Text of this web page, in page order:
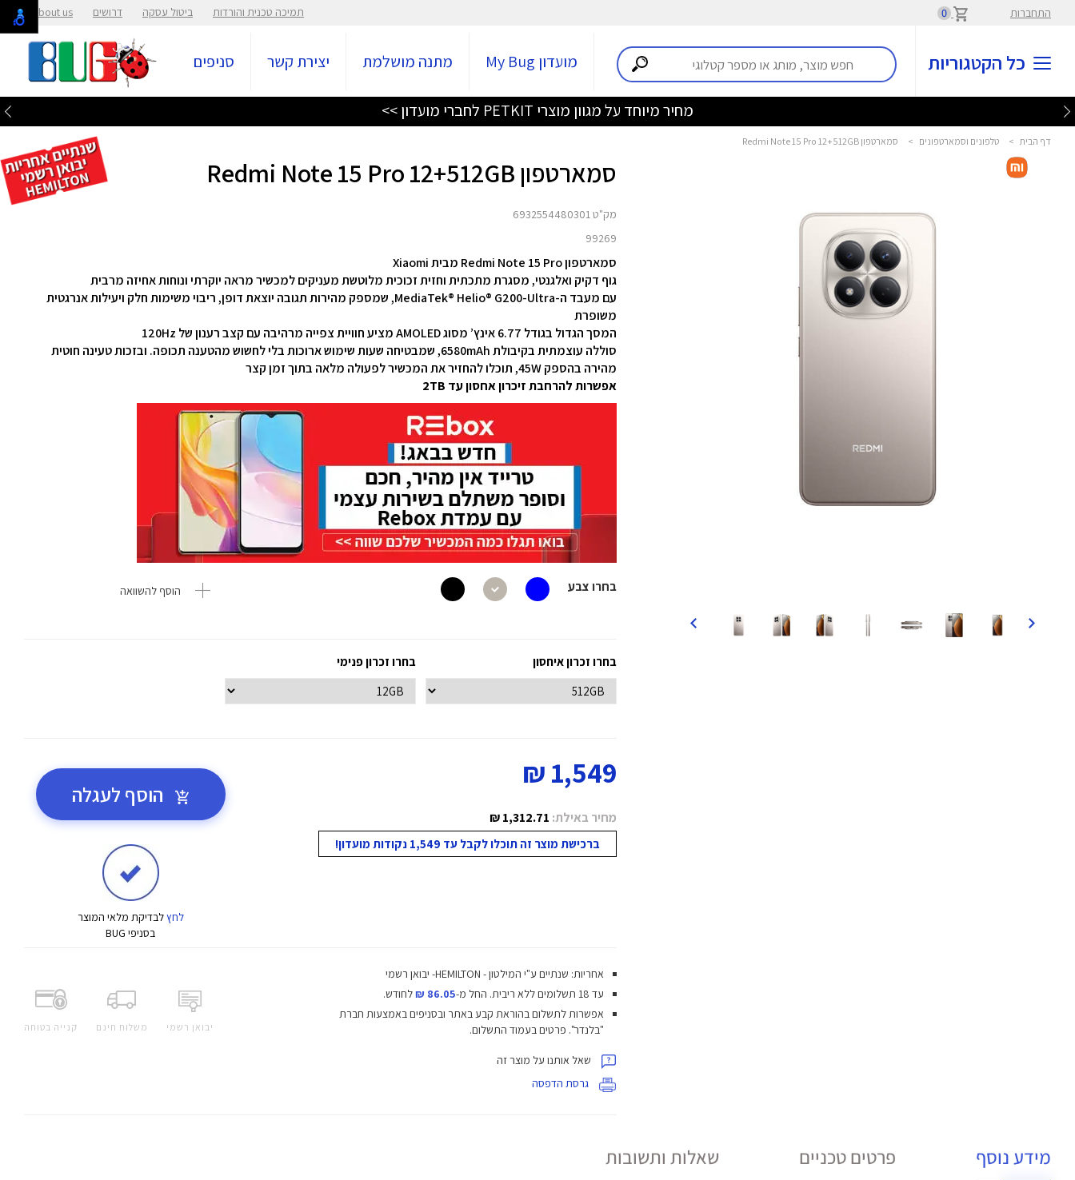
התחברות 0 תמיכה טכנית והורדות ביטול עסקה דרושים About us
כל הקטגוריות מועדון My Bug מתנה מושלמת יצירת קשר סניפים
מחיר מיוחד על מגוון מוצרי PETKIT לחברי מועדון >>
דף הבית > טלפונים וסמארטפונים > סמארטפון Redmi Note 15 Pro 12+512GB
סמארטפון Redmi Note 15 Pro 12+512GB
מק"ט 6932554480301
99269
סמארטפון Redmi Note 15 Pro מבית Xiaomi
גוף דקיק ואלגנטי, מסגרת מתכתית וחזית זכוכית מלוטשת מעניקים למכשיר מראה יוקרתי ונוחות אחיזה מרבית
עם
מעבד ה-MediaTek® Helio® G200-Ultra, שמספק מהירות תגובה יוצאת דופן, ריבוי משימות חלק ויעילות אנרגטית
משופרת
המסך הגדול בגודל 6.77 אינץ’ מסוג AMOLED מציע חוויית צפייה מרהיבה עם קצב רענון של 120Hz
סוללה עוצמתית בקיבולת 6580mAh, שמבטיחה שעות שימוש ארוכות בלי לחשוש מהטענה תכופה. ובזכות טעינה חוטית
מהירה בהספק 45W, תוכלו להחזיר את המכשיר לפעולה מלאה בתוך זמן קצר
אפשרות להרחבת זיכרון אחסון עד 2TB
בחרו צבע הוסף להשוואה
בחרו זכרון איחסון בחרו זכרון פנימי
1,549 ₪
מחיר באילת: 1,312.71 ₪
ברכישת מוצר זה תוכלו לקבל עד 1,549 נקודות מועדון!
הוסף לעגלה
לחץלבדיקת מלאי המוצר
בסניפי BUG
יבואן רשמי משלוח חינם קנייה בטוחה
אחריות: שנתיים ע"י המילטון - HEMILTON- יבואן רשמי
עד 18 תשלומים ללא ריבית.
החל מ-86.05 ₪
לחודש.
אפשרות לתשלום בהוראת קבע באתר ובסניפים באמצעות חברת
"בלנדר". פרטים בעמוד התשלום.
שאל אותנו על מוצר זה
גרסת הדפסה
מידע נוסף פרטים טכניים שאלות ותשובות